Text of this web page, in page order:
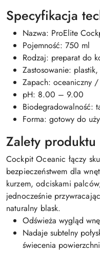
Specyfikacja
Nazwa: ProElite
Pojemność: 750 ml
Rodzaj: preparat do
Zastosowanie:
Zapach: oceaniczny /
pH: 8.00 – 9.00
Biodegradowalność:
Forma: gotowy do
Zalety produktu
Cockpit Oceanic łączy
bezpieczeństwem dla
kurzem, odciskami
jednocześnie
naturalny blask.
Odświeża wygląd
Nadaje subtelny
świecenia